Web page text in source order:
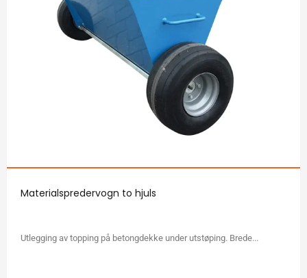
Materialspredervogn to hjuls
Utlegging av topping på betongdekke under utstøping. Brede...